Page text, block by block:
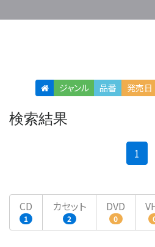
ジャンル 品番 発売日
検索結果
1
CD
1
カセット
2
DVD
0